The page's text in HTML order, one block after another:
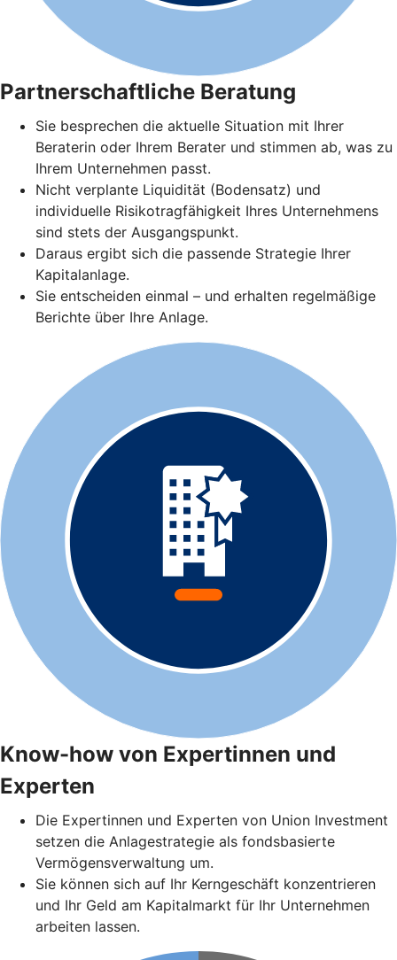
Partnerschaftliche Beratung
Sie besprechen die aktuelle Situation mit Ihrer
Beraterin oder Ihrem Berater und stimmen ab, was zu
Ihrem Unternehmen passt.
Nicht verplante Liquidität (Bodensatz) und
individuelle Risikotragfähigkeit Ihres Unternehmens
sind stets der Ausgangspunkt.
Daraus ergibt sich die passende Strategie Ihrer
Kapitalanlage.
Sie entscheiden einmal – und erhalten regelmäßige
Berichte über Ihre Anlage.
Know-how von Expertinnen und
Experten
Die Expertinnen und Experten von Union Investment
setzen die Anlagestrategie als fondsbasierte
Vermögensverwaltung um.
Sie können sich auf Ihr Kerngeschäft konzentrieren
und Ihr Geld am Kapitalmarkt für Ihr Unternehmen
arbeiten lassen.